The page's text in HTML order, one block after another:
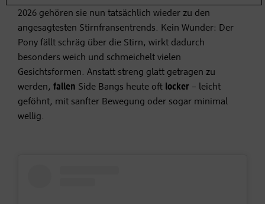
2026 gehören sie nun tatsächlich wieder zu den
angesagtesten Stirnfransentrends. Kein Wunder: Der
Pony fällt schräg über die Stirn, wirkt dadurch
besonders weich und schmeichelt vielen
Gesichtsformen. Anstatt streng glatt getragen zu
werden, fallen Side Bangs heute oft locker – leicht
geföhnt, mit sanfter Bewegung oder sogar minimal
wellig.